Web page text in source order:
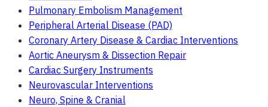
Pulmonary Embolism Management
Peripheral Arterial Disease (PAD)
Coronary Artery Disease & Cardiac Interventions
Aortic Aneurysm & Dissection Repair
Cardiac Surgery Instruments
Neurovascular Interventions
Neuro, Spine & Cranial